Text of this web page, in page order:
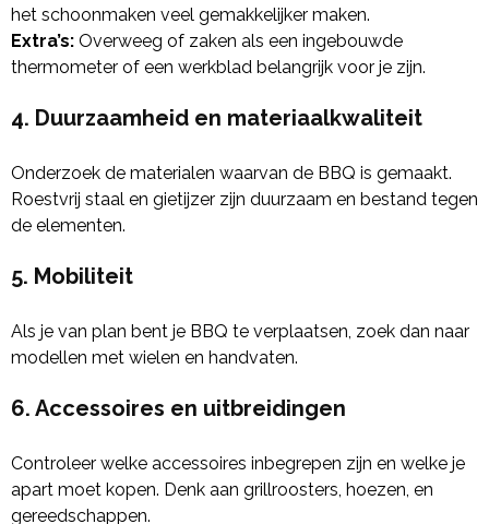
het schoonmaken veel gemakkelijker maken.
Extra’s: Overweeg of zaken als een ingebouwde
thermometer of een werkblad belangrijk voor je zijn.
4. Duurzaamheid en materiaalkwaliteit
Onderzoek de materialen waarvan de BBQ is gemaakt.
Roestvrij staal en gietijzer zijn duurzaam en bestand tegen
de elementen.
5. Mobiliteit
Als je van plan bent je BBQ te verplaatsen, zoek dan naar
modellen met wielen en handvaten.
6. Accessoires en uitbreidingen
Controleer welke accessoires inbegrepen zijn en welke je
apart moet kopen. Denk aan grillroosters, hoezen, en
gereedschappen.